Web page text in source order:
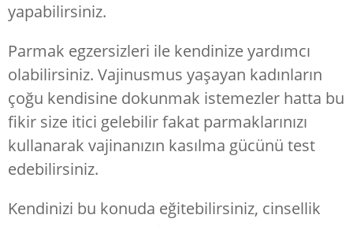
yapabilirsiniz.
Parmak egzersizleri ile kendinize yardımcı
olabilirsiniz. Vajinusmus yaşayan kadınların
çoğu kendisine dokunmak istemezler hatta bu
fikir size itici gelebilir fakat parmaklarınızı
kullanarak vajinanızın kasılma gücünü test
edebilirsiniz.
Kendinizi bu konuda eğitebilirsiniz, cinsellik